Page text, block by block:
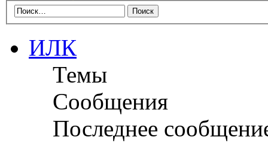
ИЛК
Темы
Сообщения
Последнее